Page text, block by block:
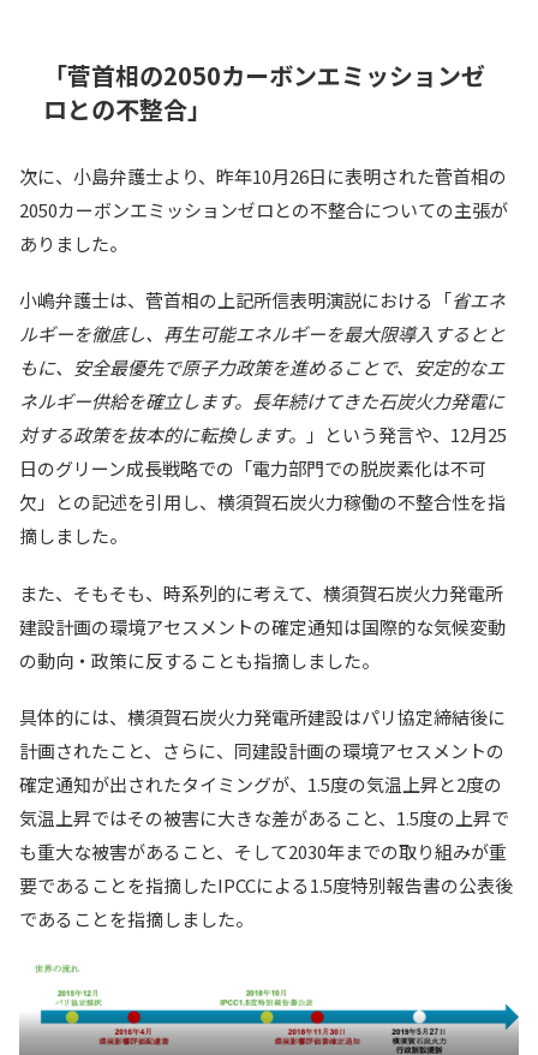
「菅首相の2050カーボンエミッションゼ
ロとの不整合」
次に、小島弁護士より、昨年10月26日に表明された菅首相の
2050カーボンエミッションゼロとの不整合についての主張が
ありました。
小嶋弁護士は、菅首相の上記所信表明演説における「省エネ
ルギーを徹底し、再生可能エネルギーを最大限導入するとと
もに、安全最優先で原子力政策を進めることで、安定的なエ
ネルギー供給を確立します。長年続けてきた石炭火力発電に
対する政策を抜本的に転換します。
」という発言や、12月25
日のグリーン成長戦略での「電力部門での脱炭素化は不可
欠」との記述を引用し、横須賀石炭火力稼働の不整合性を指
摘しました。
また、そもそも、時系列的に考えて、横須賀石炭火力発電所
建設計画の環境アセスメントの確定通知は国際的な気候変動
の動向・政策に反することも指摘しました。
具体的には、横須賀石炭火力発電所建設はパリ協定締結後に
計画されたこと、さらに、同建設計画の環境アセスメントの
確定通知が出されたタイミングが、1.5度の気温上昇と2度の
気温上昇ではその被害に大きな差があること、1.5度の上昇で
も重大な被害があること、そして2030年までの取り組みが重
要であることを指摘したIPCCによる1.5度特別報告書の公表後
であることを指摘しました。